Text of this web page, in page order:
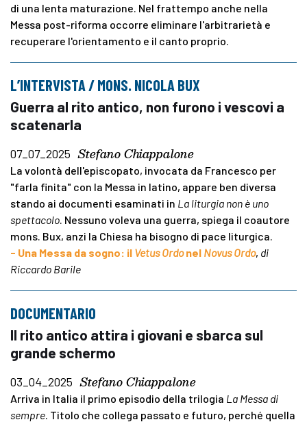
di una lenta maturazione. Nel frattempo anche nella
Messa post-riforma occorre eliminare l'arbitrarietà e
recuperare l'orientamento e il canto proprio.
L’INTERVISTA / MONS. NICOLA BUX
Guerra al rito antico, non furono i vescovi a
scatenarla
07_07_2025 Stefano Chiappalone
La volontà dell'episcopato, invocata da Francesco per
"farla finita" con la Messa in latino, appare ben diversa
stando ai documenti esaminati in La liturgia non è uno
spettacolo . Nessuno voleva una guerra, spiega il coautore
mons. Bux, anzi la Chiesa ha bisogno di pace liturgica.
- Una Messa da sogno: il Vetus Ordonel Novus Ordo, di
Riccardo Barile
DOCUMENTARIO
Il rito antico attira i giovani e sbarca sul
grande schermo
03_04_2025 Stefano Chiappalone
Arriva in Italia il primo episodio della trilogia La Messa di
sempre Titolo che collega passato e futuro, perché quella